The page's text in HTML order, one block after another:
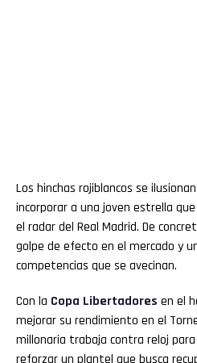
Los hinchas rojiblancos se
incorporar a una joven estrella
el radar del Real Madrid. De
golpe de efecto en el mercado y
competencias que se avecinan.
Con la Copa Libertadores en el
mejorar su rendimiento en el
millonaria trabaja contra reloj
reforzar un plantel que busca